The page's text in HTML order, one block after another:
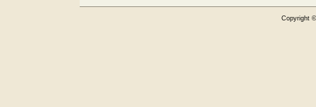
Copyright